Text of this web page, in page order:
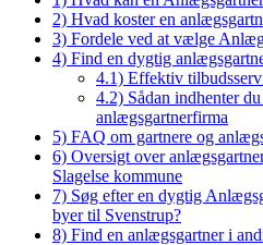
2) Hvad koster en
3) Fordele ved at vælge
4) Find en dygtig
4.1) Effektiv
4.2) Sådan indhenter
anlægsgartnerfirma
5) FAQ om gartnere og
6) Oversigt over
Slagelse kommune
7) Søg efter en dygtig
byer til Svenstrup?
8) Find en anlægsgartner i